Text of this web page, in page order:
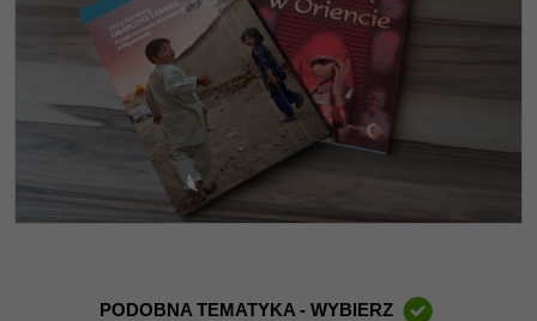
PODOBNA TEMATYKA - WYBIERZ